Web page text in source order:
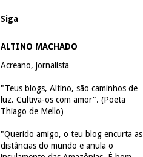
Siga
ALTINO MACHADO
Acreano, jornalista
"Teus blogs, Altino, são caminhos de
luz. Cultiva-os com amor". (Poeta
Thiago de Mello)
"Querido amigo, o teu blog encurta as
distâncias do mundo e anula o